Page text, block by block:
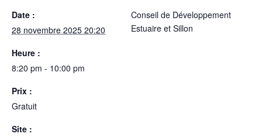
Date :
28 novembre 2025 20:20
Heure :
8:20 pm - 10:00 pm
Prix :
Gratuit
Site :
Conseil de Développement
Estuaire et Sillon